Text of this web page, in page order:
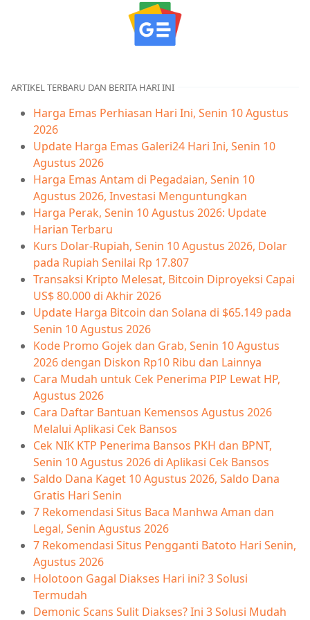
ARTIKEL TERBARU DAN BERITA HARI INI
Harga Emas Perhiasan Hari Ini, Senin 10 Agustus
2026
Update Harga Emas Galeri24 Hari Ini, Senin 10
Agustus 2026
Harga Emas Antam di Pegadaian, Senin 10
Agustus 2026, Investasi Menguntungkan
Harga Perak, Senin 10 Agustus 2026: Update
Harian Terbaru
Kurs Dolar-Rupiah, Senin 10 Agustus 2026, Dolar
pada Rupiah Senilai Rp 17.807
Transaksi Kripto Melesat, Bitcoin Diproyeksi Capai
US$ 80.000 di Akhir 2026
Update Harga Bitcoin dan Solana di $65.149 pada
Senin 10 Agustus 2026
Kode Promo Gojek dan Grab, Senin 10 Agustus
2026 dengan Diskon Rp10 Ribu dan Lainnya
Cara Mudah untuk Cek Penerima PIP Lewat HP,
Agustus 2026
Cara Daftar Bantuan Kemensos Agustus 2026
Melalui Aplikasi Cek Bansos
Cek NIK KTP Penerima Bansos PKH dan BPNT,
Senin 10 Agustus 2026 di Aplikasi Cek Bansos
Saldo Dana Kaget 10 Agustus 2026, Saldo Dana
Gratis Hari Senin
7 Rekomendasi Situs Baca Manhwa Aman dan
Legal, Senin Agustus 2026
7 Rekomendasi Situs Pengganti Batoto Hari Senin,
Agustus 2026
Holotoon Gagal Diakses Hari ini? 3 Solusi
Termudah
Demonic Scans Sulit Diakses? Ini 3 Solusi Mudah